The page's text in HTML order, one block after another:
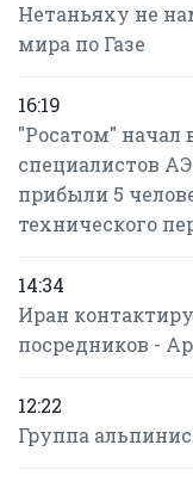
Нетаньяху не
мира по Газе
16:19
"Росатом" начал
специалистов
прибыли 5
технического
14:34
Иран
посредников -
12:22
Группа